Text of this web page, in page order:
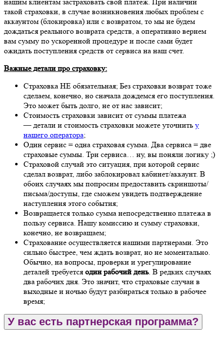
такой страховки, в случае возникновения любых проблем с
аккаунтом (блокировка) или с возвратом, то мы не будем
дождаться реального возврата средств, а оперативно вернем
вам сумму по ускоренной процедуре и после сами будет
ожидать поступления средств от сервиса на наш счет.
Важные детали про страховку:
Страховка НЕ обязательная; Без страховки возврат тоже
сделаем, конечно, но сначала дождемся его поступления.
Это может быть долго, не от нас зависит;
Стоимость страховки зависит от суммы платежа
— детали и стоимость страховки можете уточнить у
нашего оператора;
Один сервис = одна страховая сумма. Два сервиса = две
страховые суммы. Три сервиса… ну, вы поняли логику ;)
Страховой случай это ситуация, при которой сервис
сделал возврат, либо заблокировал кабинет/аккаунт. В
обоих случаях мы попросим предоставить скриншоты/
письма/доступы, где сможем увидеть подтверждение
наступления этого события;
Возвращается только сумма непосредственно платежа в
пользу сервиса. Нашу комиссию и сумму страховки,
конечно, не возвращаем;
Страхование осуществляется нашими партнерами. Это
сильно быстрее, чем ждать возврат, но не моментально.
Обычно, на вопросы, проверки и урегулирование
деталей требуется один рабочий день. В редких случаях
два рабочих дня. Это значит, что страховые случаи в
выходные и ночью будут разбираться только в рабочее
время;
У вас есть партнерская программа?